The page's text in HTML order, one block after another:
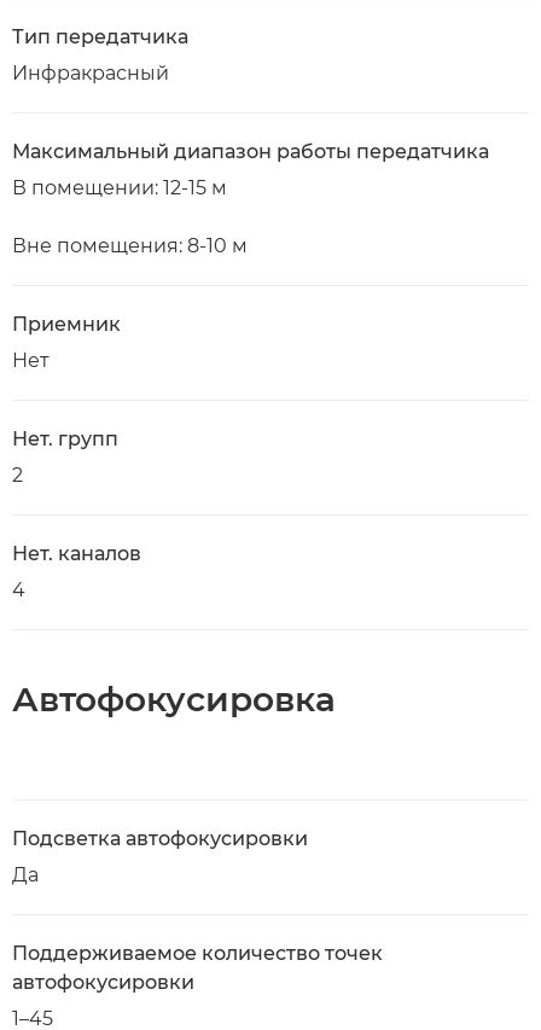
Тип передатчика
Инфракрасный
Максимальный диапазон работы передатчика
В помещении: 12-15 м
Вне помещения: 8-10 м
Приемник
Нет
Нет. групп
2
Нет. каналов
4
Автофокусировка
Подсветка автофокусировки
Да
Поддерживаемое количество точек
автофокусировки
1–45